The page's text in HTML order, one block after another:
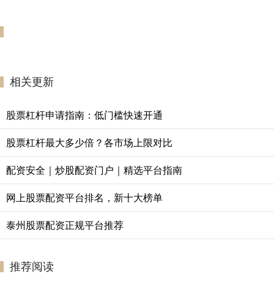
相关更新
股票杠杆申请指南：低门槛快速开通
股票杠杆最大多少倍？各市场上限对比
配资安全｜炒股配资门户｜精选平台指南
网上股票配资平台排名，新十大榜单
泰州股票配资正规平台推荐
推荐阅读